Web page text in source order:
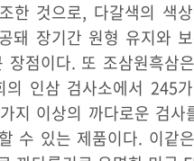
한 것으로, 다갈색의 색
돼 장기간 원형 유지와
장점이다. 또 조삼원흑삼
의 인삼 검사소에서 245
지 이상의 까다로운 검사
수 있는 제품이다. 이같